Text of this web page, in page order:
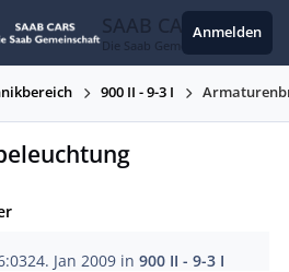
SAAB CARS
Die Saab Gemeinschaft
Anmelden
900 II - 9-3 I
24. Jan 2009 in900 II - 9-3 I